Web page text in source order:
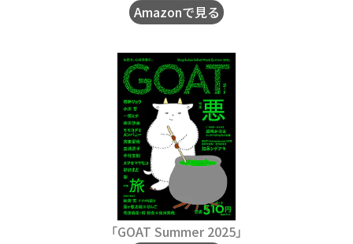
Amazonで見る
「GOAT Summer 2025」